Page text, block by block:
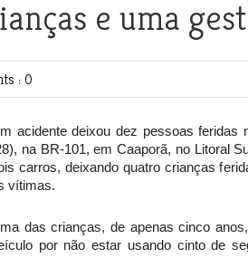
e uma
: 0
acidente deixou dez pessoas feridas
na BR-101, em Caaporã, no Litoral
carros, deixando quatro crianças
vítimas.
das crianças, de apenas cinco
por não estar usando cinto de